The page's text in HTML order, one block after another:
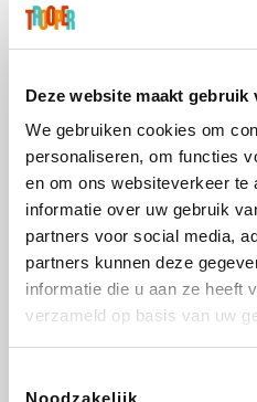
Deze website maakt gebruik
We gebruiken cookies om
personaliseren, om functies
en om ons websiteverkeer te
informatie over uw gebruik
partners voor social media,
partners kunnen deze
informatie die u aan ze heeft
verzameld op basis van uw
Noodzakelijk
Weekendesk Sarenza